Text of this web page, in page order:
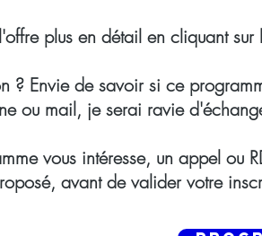
plus en détail en cliquant sur
? Envie de savoir si ce
ou mail, je serai ravie
vous intéresse, un appel ou
avant de valider votre